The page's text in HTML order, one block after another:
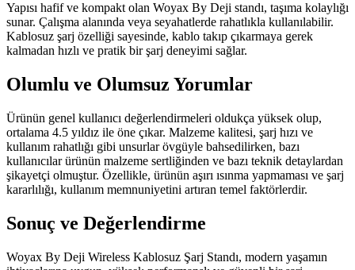
Yapısı hafif ve kompakt olan Woyax By Deji standı, taşıma kolaylığı
sunar. Çalışma alanında veya seyahatlerde rahatlıkla kullanılabilir.
Kablosuz şarj özelliği sayesinde, kablo takıp çıkarmaya gerek
kalmadan hızlı ve pratik bir şarj deneyimi sağlar.
Olumlu ve Olumsuz Yorumlar
Ürünün genel kullanıcı değerlendirmeleri oldukça yüksek olup,
ortalama 4.5 yıldız ile öne çıkar. Malzeme kalitesi, şarj hızı ve
kullanım rahatlığı gibi unsurlar övgüyle bahsedilirken, bazı
kullanıcılar ürünün malzeme sertliğinden ve bazı teknik detaylardan
şikayetçi olmuştur. Özellikle, ürünün aşırı ısınma yapmaması ve şarj
kararlılığı, kullanım memnuniyetini artıran temel faktörlerdir.
Sonuç ve Değerlendirme
Woyax By Deji Wireless Kablosuz Şarj Standı, modern yaşamın